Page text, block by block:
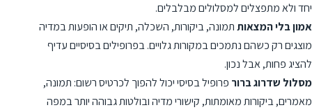
יחד ולא מתפצלים למסלולים מבלבלים.
אמון בלי המצאותתמונה, ביקורות, השכלה, תיקים או הופעות במדיה
מוצגים רק כשהם נתמכים במקורות גלויים. בפרופילים בסיסיים עדיף
להציג פחות, אבל נכון.
מסלול שדרוג ברור פרופיל בסיסי יכול להפוך לכרטיס רשום: תמונה,
מאמרים, ביקורות מאומתות, קישורי מדיה ובולטות גבוהה יותר במפה